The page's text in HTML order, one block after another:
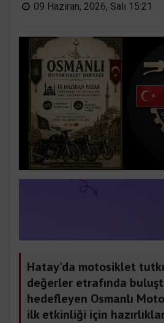
09 Haziran, 2026, Salı 15:21
Hatay’da motosiklet
değerler etrafında
hedefleyen Osmanlı
ilk etkinliği için